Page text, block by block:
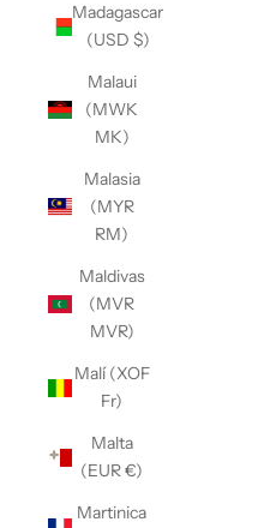
Madagascar
(USD $)
Malaui
(MWK
MK)
Malasia
(MYR
RM)
Maldivas
(MVR
MVR)
Malí (XOF
Fr)
Malta
(EUR €)
Martinica